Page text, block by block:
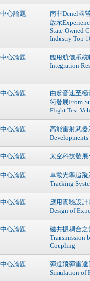
中心論題
南非Denel國
啟示
State-Owned
Industry Top
中心論題
艦用航儀系統
Integration
中心論題
由超音速至
術發展From
Flight Test
中心論題
高能雷射武器
Developments
中心論題 太空科技發展
中心論題
車載光學追蹤
Tracking
中心論題
應用實驗設
Design of
中心論題
磁共振耦合之
Transmission
Coupling
中心論題
彈道飛彈雷達
Simulation of